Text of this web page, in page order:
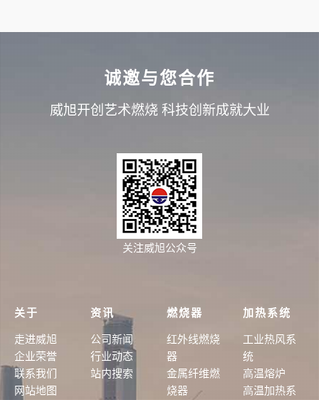
诚邀与您合作
威旭开创艺术燃烧 科技创新成就大业
关注威旭公众号
关于
走进威旭
企业荣誉
联系我们
网站地图
资讯
公司新闻
行业动态
站内搜索
燃烧器
红外线燃烧
器
金属纤维燃
烧器
加热系统
工业热风系
统
高温熔炉
高温加热系